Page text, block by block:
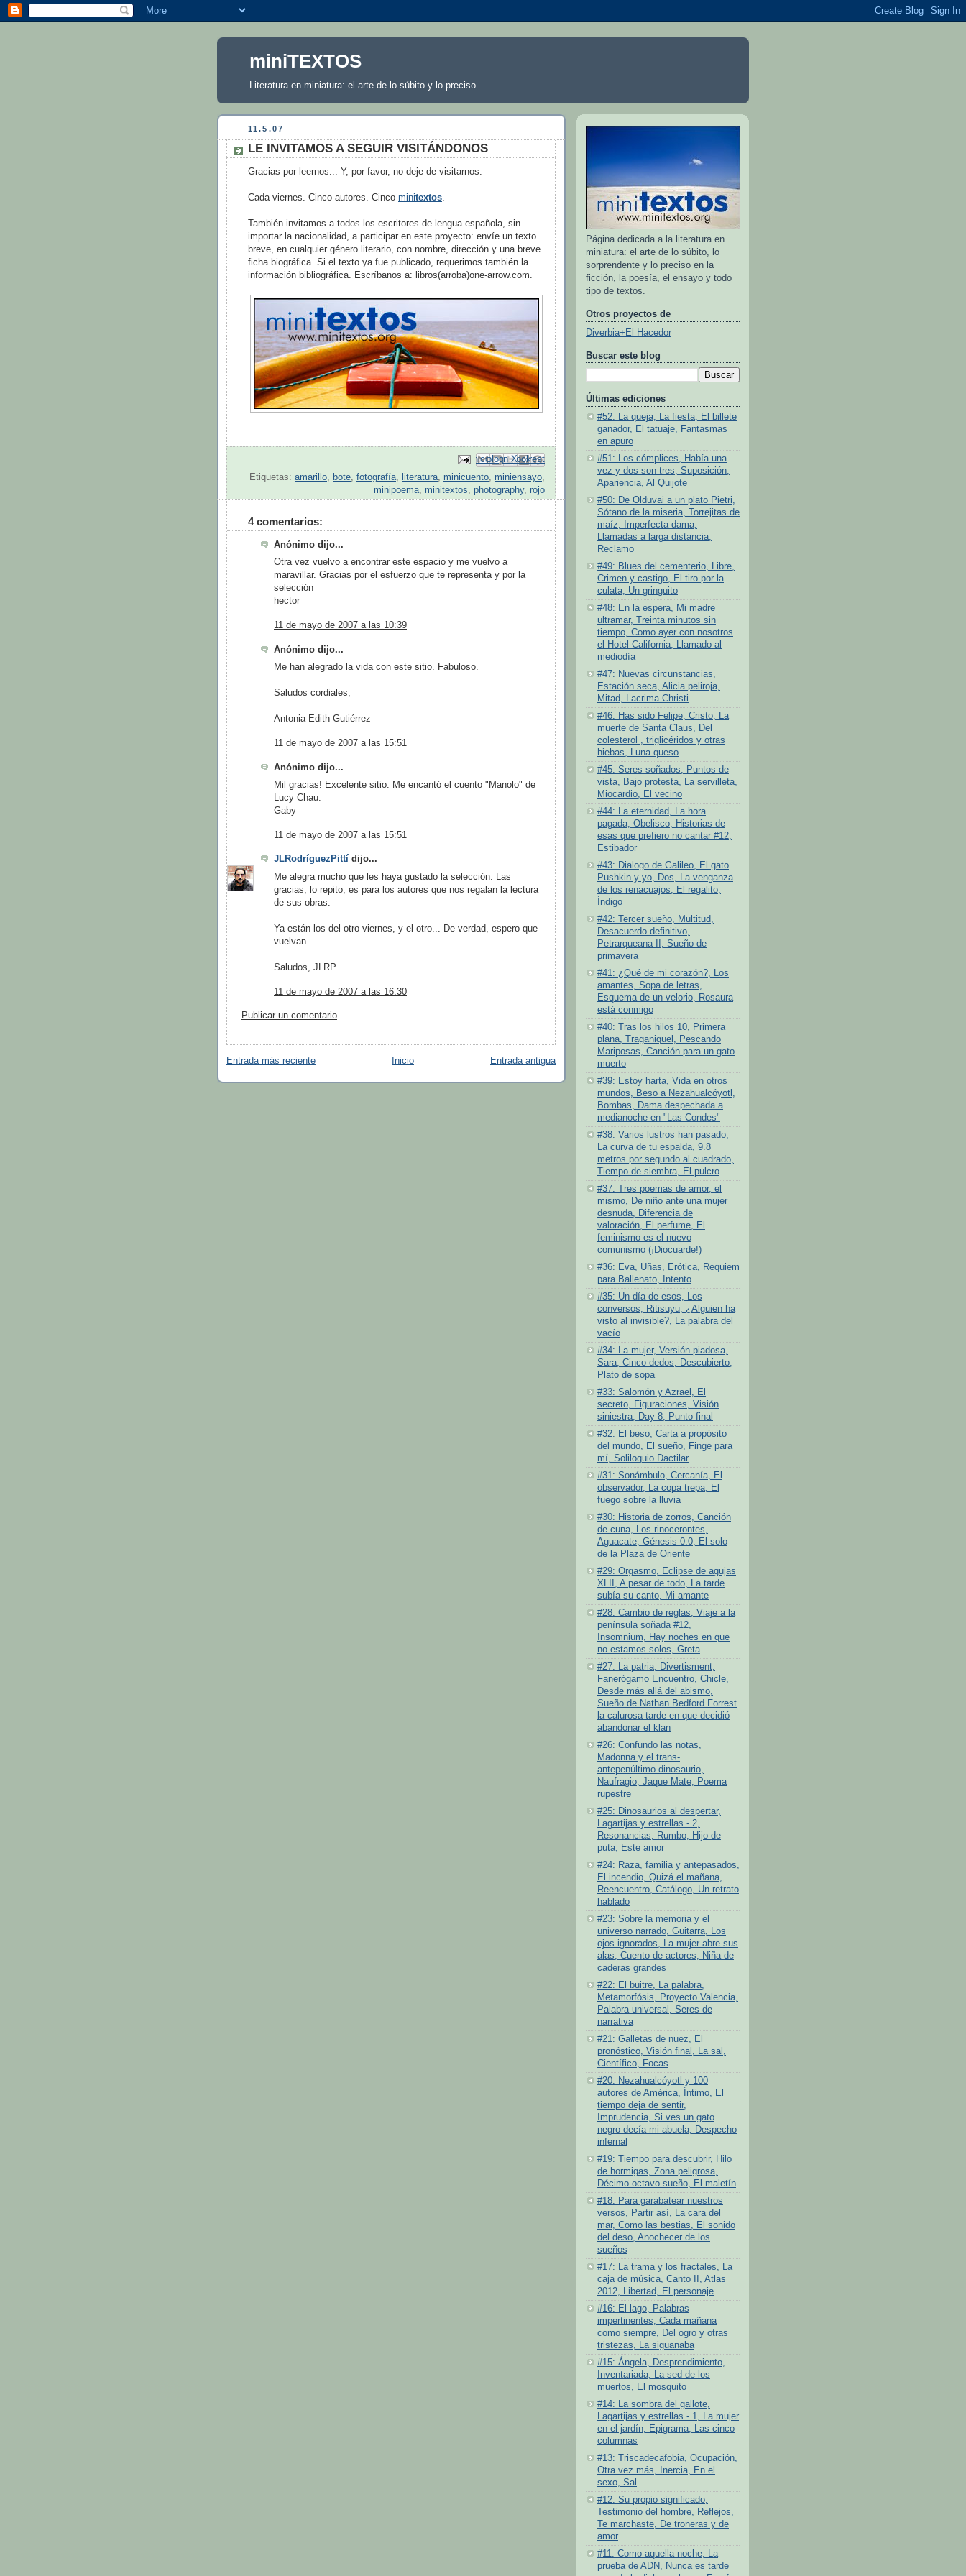
miniTEXTOS
Literatura en miniatura: el arte de lo súbito y lo preciso.
11.5.07
LE INVITAMOS A SEGUIR VISITÁNDONOS
Gracias por leernos... Y, por favor, no deje de visitarnos.
Cada viernes. Cinco autores. Cinco minitextos
También invitamos a todos los escritores de lengua española, sin
importar la nacionalidad, a participar en este proyecto: envíe un texto
breve, en cualquier género literario, con nombre, dirección y una breve
ficha biográfica. Si el texto ya fue publicado, requerimos también la
información bibliográfica. Escríbanos a: libros(arroba)one-arrow.com.
Enviar por correo electrónico
Escribe un blog
Compartir en X
Compartir con Facebook
Compartir en Pinterest
Etiquetas: amarillo, bote, fotografía, literatura, minicuento, miniensayo,
minipoema, minitextos, photography, rojo
4 comentarios:
Anónimo dijo...
Otra vez vuelvo a encontrar este espacio y me vuelvo a
maravillar. Gracias por el esfuerzo que te representa y por la
selección
hector
11 de mayo de 2007 a las 10:39
Anónimo dijo...
Me han alegrado la vida con este sitio. Fabuloso.
Saludos cordiales,
Antonia Edith Gutiérrez
11 de mayo de 2007 a las 15:51
Anónimo dijo...
Mil gracias! Excelente sitio. Me encantó el cuento "Manolo" de
Lucy Chau.
Gaby
11 de mayo de 2007 a las 15:51
JLRodríguezPittí dijo...
Me alegra mucho que les haya gustado la selección. Las
gracias, lo repito, es para los autores que nos regalan la lectura
de sus obras.
Ya están los del otro viernes, y el otro... De verdad, espero que
vuelvan.
Saludos, JLRP
11 de mayo de 2007 a las 16:30
Publicar un comentario
Entrada más reciente Entrada antigua
Inicio
Página dedicada a la literatura en
miniatura: el arte de lo súbito, lo
sorprendente y lo preciso en la
ficción, la poesía, el ensayo y todo
tipo de textos.
Otros proyectos de
Diverbia+El Hacedor
Buscar este blog
Últimas ediciones
#52: La queja, La fiesta, El billete
ganador, El tatuaje, Fantasmas
en apuro
#51: Los cómplices, Había una
vez y dos son tres, Suposición,
Apariencia, Al Quijote
#50: De Olduvai a un plato Pietri,
Sótano de la miseria, Torrejitas de
maíz, Imperfecta dama,
Llamadas a larga distancia,
Reclamo
#49: Blues del cementerio, Libre,
Crimen y castigo, El tiro por la
culata, Un gringuito
#48: En la espera, Mi madre
ultramar, Treinta minutos sin
tiempo, Como ayer con nosotros
el Hotel California, Llamado al
mediodía
#47: Nuevas circunstancias,
Estación seca, Alicia peliroja,
Mitad, Lacrima Christi
#46: Has sido Felipe, Cristo, La
muerte de Santa Claus, Del
colesterol , triglicéridos y otras
hiebas, Luna queso
#45: Seres soñados, Puntos de
vista, Bajo protesta, La servilleta,
Miocardio, El vecino
#44: La eternidad, La hora
pagada, Obelisco, Historias de
esas que prefiero no cantar #12,
Estibador
#43: Dialogo de Galileo, El gato
Pushkin y yo, Dos, La venganza
de los renacuajos, El regalito,
Índigo
#42: Tercer sueño, Multitud,
Desacuerdo definitivo,
Petrarqueana II, Sueño de
primavera
#41: ¿Qué de mi corazón?, Los
amantes, Sopa de letras,
Esquema de un velorio, Rosaura
está conmigo
#40: Tras los hilos 10, Primera
plana, Traganiquel, Pescando
Mariposas, Canción para un gato
muerto
#39: Estoy harta, Vida en otros
mundos, Beso a Nezahualcóyotl,
Bombas, Dama despechada a
medianoche en "Las Condes"
#38: Varios lustros han pasado,
La curva de tu espalda, 9.8
metros por segundo al cuadrado,
Tiempo de siembra, El pulcro
#37: Tres poemas de amor, el
mismo, De niño ante una mujer
desnuda, Diferencia de
valoración, El perfume, El
feminismo es el nuevo
comunismo (¡Diocuarde!)
#36: Eva, Uñas, Erótica, Requiem
para Ballenato, Intento
#35: Un día de esos, Los
conversos, Ritisuyu, ¿Alguien ha
visto al invisible?, La palabra del
vacío
#34: La mujer, Versión piadosa,
Sara, Cinco dedos, Descubierto,
Plato de sopa
#33: Salomón y Azrael, El
secreto, Figuraciones, Visión
siniestra, Day 8, Punto final
#32: El beso, Carta a propósito
del mundo, El sueño, Finge para
mí, Soliloquio Dactilar
#31: Sonámbulo, Cercanía, El
observador, La copa trepa, El
fuego sobre la lluvia
#30: Historia de zorros, Canción
de cuna, Los rinocerontes,
Aguacate, Génesis 0:0, El solo
de la Plaza de Oriente
#29: Orgasmo, Eclipse de agujas
XLII, A pesar de todo, La tarde
subía su canto, Mi amante
#28: Cambio de reglas, Viaje a la
península soñada #12,
Insomnium, Hay noches en que
no estamos solos, Greta
#27: La patria, Divertisment,
Fanerógamo Encuentro, Chicle,
Desde más allá del abismo,
Sueño de Nathan Bedford Forrest
la calurosa tarde en que decidió
abandonar el klan
#26: Confundo las notas,
Madonna y el trans-
antepenúltimo dinosaurio,
Naufragio, Jaque Mate, Poema
rupestre
#25: Dinosaurios al despertar,
Lagartijas y estrellas - 2,
Resonancias, Rumbo, Hijo de
puta, Este amor
#24: Raza, familia y antepasados,
El incendio, Quizá el mañana,
Reencuentro, Catálogo, Un retrato
hablado
#23: Sobre la memoria y el
universo narrado, Guitarra, Los
ojos ignorados, La mujer abre sus
alas, Cuento de actores, Niña de
caderas grandes
#22: El buitre, La palabra,
Metamorfósis, Proyecto Valencia,
Palabra universal, Seres de
narrativa
#21: Galletas de nuez, El
pronóstico, Visión final, La sal,
Científico, Focas
#20: Nezahualcóyotl y 100
autores de América, Íntimo, El
tiempo deja de sentir,
Imprudencia, Si ves un gato
negro decía mi abuela, Despecho
infernal
#19: Tiempo para descubrir, Hilo
de hormigas, Zona peligrosa,
Décimo octavo sueño, El maletín
#18: Para garabatear nuestros
versos, Partir así, La cara del
mar, Como las bestias, El sonido
del deso, Anochecer de los
sueños
#17: La trama y los fractales, La
caja de música, Canto II, Atlas
2012, Libertad, El personaje
#16: El lago, Palabras
impertinentes, Cada mañana
como siempre, Del ogro y otras
tristezas, La siguanaba
#15: Ángela, Desprendimiento,
Inventariada, La sed de los
muertos, El mosquito
#14: La sombra del gallote,
Lagartijas y estrellas - 1, La mujer
en el jardín, Epigrama, Las cinco
columnas
#13: Triscadecafobia, Ocupación,
Otra vez más, Inercia, En el
sexo, Sal
#12: Su propio significado,
Testimonio del hombre, Reflejos,
Te marchaste, De troneras y de
amor
#11: Como aquella noche, La
prueba de ADN, Nunca es tarde